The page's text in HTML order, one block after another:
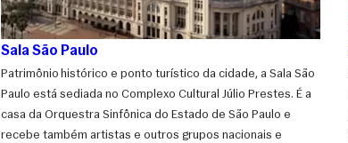
Sala São Paulo
Patrimônio histórico e ponto turístico da cidade, a Sala São
Paulo está sediada no Complexo Cultural Júlio Prestes. É a
casa da Orquestra Sinfônica do Estado de São Paulo e
recebe também artistas e outros grupos nacionais e